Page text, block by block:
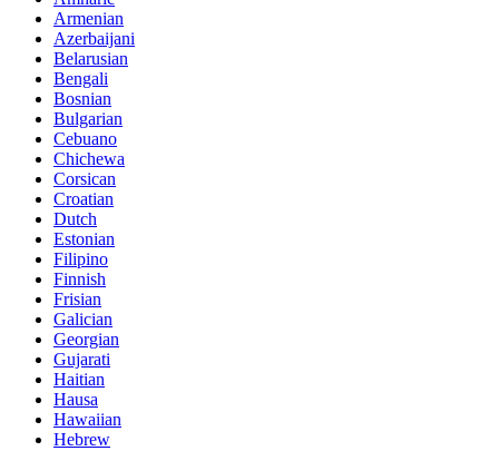
Armenian
Azerbaijani
Belarusian
Bengali
Bosnian
Bulgarian
Cebuano
Chichewa
Corsican
Croatian
Dutch
Estonian
Filipino
Finnish
Frisian
Galician
Georgian
Gujarati
Haitian
Hausa
Hawaiian
Hebrew